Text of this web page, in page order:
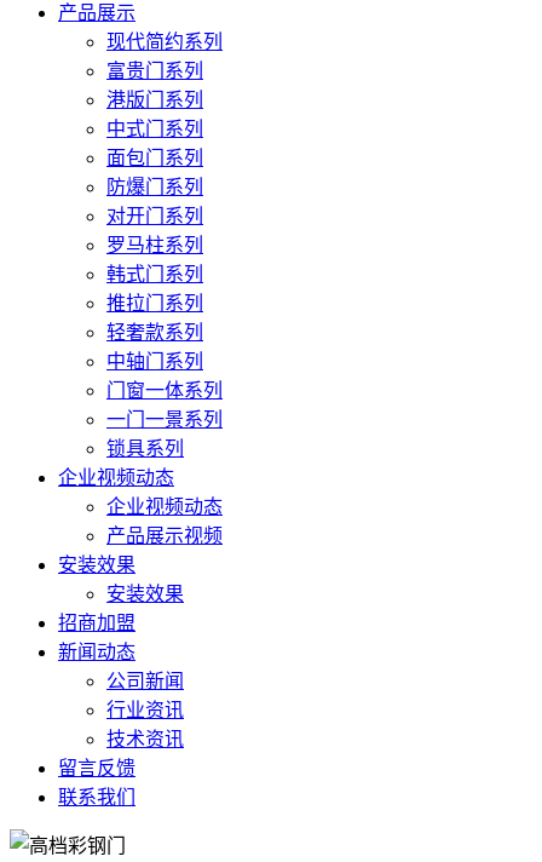
产品展示
现代简约系列
富贵门系列
港版门系列
中式门系列
面包门系列
防爆门系列
对开门系列
罗马柱系列
韩式门系列
推拉门系列
轻奢款系列
中轴门系列
门窗一体系列
一门一景系列
锁具系列
企业视频动态
企业视频动态
产品展示视频
安装效果
安装效果
招商加盟
新闻动态
公司新闻
行业资讯
技术资讯
留言反馈
联系我们